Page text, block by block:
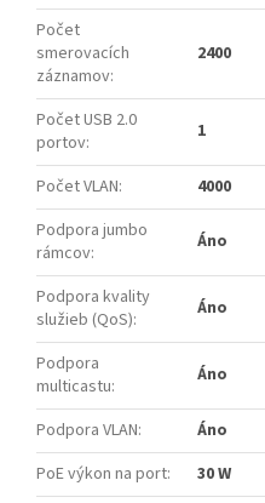
Počet
smerovacích
záznamov:
2400
Počet USB 2.0
portov: 1
Počet VLAN:
4000
Podpora jumbo
rámcov: Áno
Podpora kvality
služieb (QoS): Áno
Podpora
multicastu: Áno
Podpora VLAN:
Áno
PoE výkon na port:
30 W